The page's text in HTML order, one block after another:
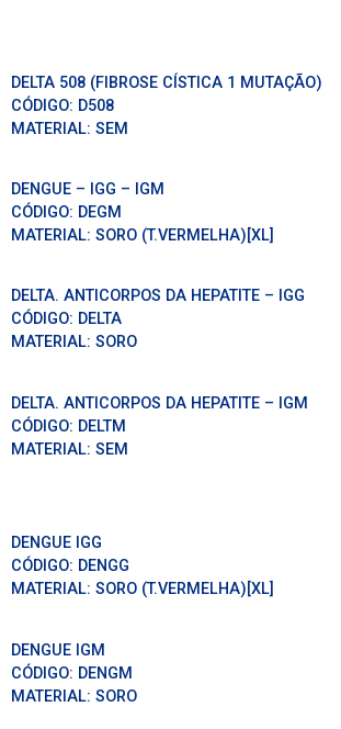
DELTA 508 (FIBROSE CÍSTICA 1 MUTAÇÃO)
CÓDIGO: D508
MATERIAL: SEM
DENGUE – IGG – IGM
CÓDIGO: DEGM
MATERIAL: SORO (T.VERMELHA)[XL]
DELTA. ANTICORPOS DA HEPATITE – IGG
CÓDIGO: DELTA
MATERIAL: SORO
DELTA. ANTICORPOS DA HEPATITE – IGM
CÓDIGO: DELTM
MATERIAL: SEM
DENGUE IGG
CÓDIGO: DENGG
MATERIAL: SORO (T.VERMELHA)[XL]
DENGUE IGM
CÓDIGO: DENGM
MATERIAL: SORO